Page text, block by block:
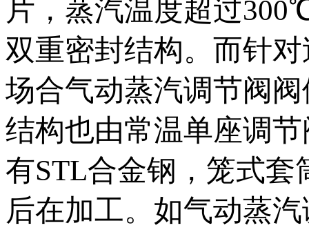
片，蒸汽温度超过
双重密封结构。而针
场合气动蒸汽调节阀
结构也由常温单座调
有STL合金钢，笼式套
后在加工。如气动蒸